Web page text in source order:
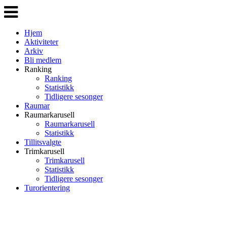
Veksle
navigasjon
Hjem
Aktiviteter
Arkiv
Bli medlem
Ranking
Ranking
Statistikk
Tidligere sesonger
Raumar
Raumarkarusell
Raumarkarusell
Statistikk
Tillitsvalgte
Trimkarusell
Trimkarusell
Statistikk
Tidligere sesonger
Turorientering